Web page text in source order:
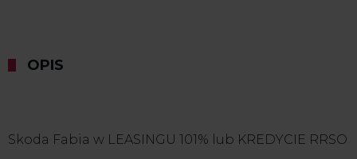
OPIS
Skoda Fabia w LEASINGU 101% lub KREDYCIE RRSO